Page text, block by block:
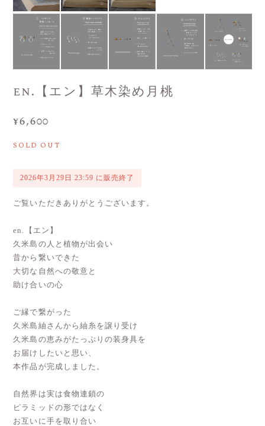
en.【エン】草木染め月桃
¥6,600
SOLD OUT
2026年3月29日 23:59 に販売終了
ご覧いただきありがとうございます。
en.【エン】
久米島の人と植物が出会い
昔から繋いできた
大切な自然への敬意と
助け合いの心
ご縁で繋がった
久米島紬さんから紬糸を譲り受け
久米島の恵みがたっぷりの装身具を
お届けしたいと思い、
本作品が完成しました。
自然界は実は食物連鎖の
ピラミッドの形ではなく
お互いに手を取り合い